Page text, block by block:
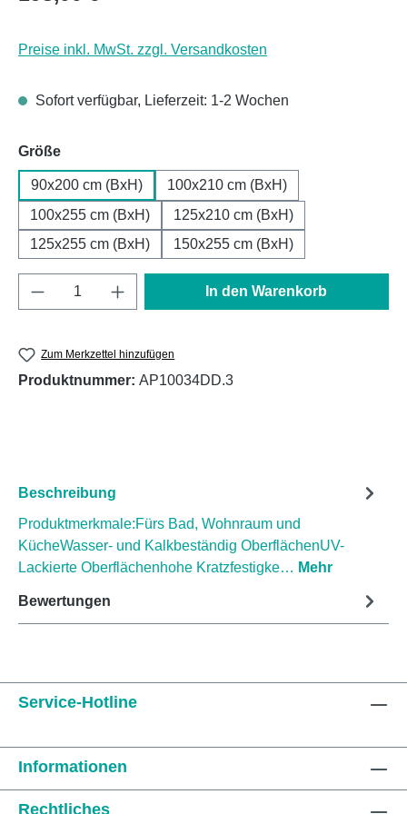
Preise inkl. MwSt. zzgl. Versandkosten
Sofort verfügbar, Lieferzeit: 1-2 Wochen
Größeauswählen
90x200 cm (BxH)
100x210 cm (BxH)
100x255 cm (BxH)
125x210 cm (BxH)
125x255 cm (BxH)
150x255 cm (BxH)
Produkt Anzahl: Gib den gewünschten
In den Warenkorb
Zum Merkzettel hinzufügen
Produktnummer: AP10034DD.3
Beschreibung
Produktmerkmale:Fürs Bad, Wohnraum und
KücheWasser- und Kalkbeständig OberflächenUV-
Lackierte Oberflächenhohe Kratzfestigke… Mehr
Bewertungen
Service-Hotline
Informationen
Rechtliches